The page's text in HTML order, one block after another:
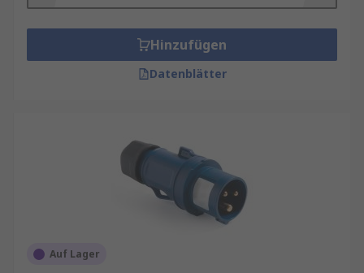
Hinzufügen
Datenblätter
Auf Lager